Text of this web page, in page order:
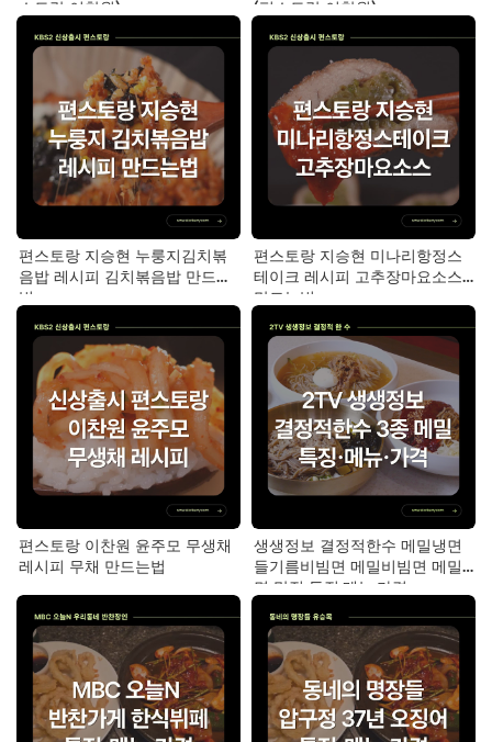
스토랑 이찬원)
(편스토랑 이찬원)
편스토랑 지승현 누룽지김치볶
음밥 레시피 김치볶음밥 만드는
법
편스토랑 지승현 미나리항정스
테이크 레시피 고추장마요소스
만드는법
편스토랑 이찬원 윤주모 무생채
레시피 무채 만드는법
생생정보 결정적한수 메밀냉면
들기름비빔면 메밀비빔면 메밀
면 맛집 특징·메뉴·가격